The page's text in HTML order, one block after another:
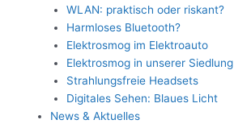
WLAN: praktisch oder riskant?
Harmloses Bluetooth?
Elektrosmog im Elektroauto
Elektrosmog in unserer Siedlung
Strahlungsfreie Headsets
Digitales Sehen: Blaues Licht
News & Aktuelles